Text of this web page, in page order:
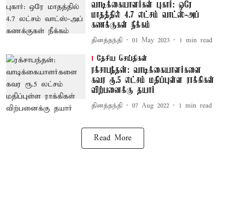
வாடிக்கையாளர்கள் புகார்: ஒரே
மாதத்தில் 4.7 லட்சம் வாட்ஸ்-அப்
கணக்குகள் நீக்கம்
தினத்தந்தி 01 May 2023 1 min read
தேசிய செய்திகள்
ரக்சாபந்தன்: வாடிக்கையாளர்களை
கவர ரூ.5 லட்சம் மதிப்புள்ள ராக்கிகள்
விற்பனைக்கு தயார்
தினத்தந்தி 07 Aug 2022 1 min read
Read More